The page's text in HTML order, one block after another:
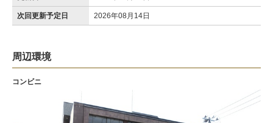
次回更新予定日 2026年08月14日
周辺環境
コンビニ